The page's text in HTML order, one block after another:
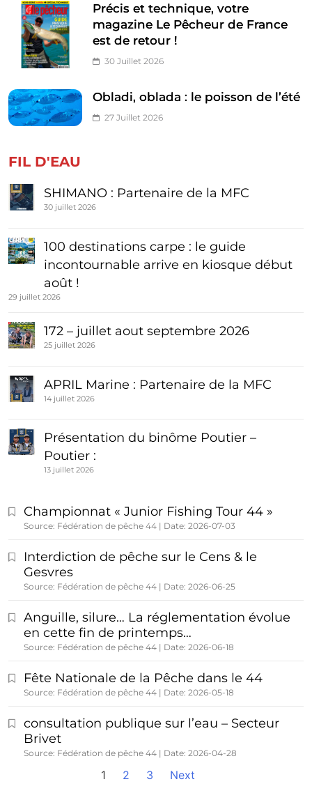
Précis et technique, votre
magazine Le Pêcheur de France
est de retour !
30 Juillet 2026
Obladi, oblada : le poisson de l’été
27 Juillet 2026
FIL D'EAU
SHIMANO : Partenaire de la MFC
30 juillet 2026
100 destinations carpe : le guide
incontournable arrive en kiosque début
août !
29 juillet 2026
172 – juillet aout septembre 2026
25 juillet 2026
APRIL Marine : Partenaire de la MFC
14 juillet 2026
Présentation du binôme Poutier –
Poutier :
13 juillet 2026
Championnat « Junior Fishing Tour 44 »
Source: Fédération de pêche 44 Date: 2026-07-03
Interdiction de pêche sur le Cens & le
Gesvres
Source: Fédération de pêche 44 Date: 2026-06-25
Anguille, silure… La réglementation évolue
en cette fin de printemps…
Source: Fédération de pêche 44 Date: 2026-06-18
Fête Nationale de la Pêche dans le 44
Source: Fédération de pêche 44 Date: 2026-05-18
consultation publique sur l’eau – Secteur
Brivet
Source: Fédération de pêche 44 Date: 2026-04-28
1 2 3 Next